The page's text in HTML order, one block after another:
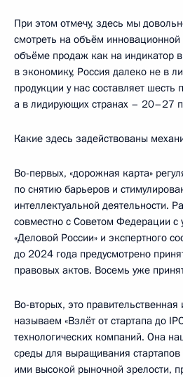
При этом отмечу, здесь мы
смотреть на объём
объёме продаж как на индикатор
в экономику, Россия далеко не в
продукции у нас составляет шесть
а в лидирующих странах – 20–27
Какие здесь задействованы
Во-первых, «дорожная карта»
по снятию барьеров и
интеллектуальной деятельности.
совместно с Советом Федерации с
«Деловой России» и экспертного
до 2024 года предусмотрено
правовых актов. Восемь уже
Во-вторых, это
называем «Взлёт от стартапа до
технологических компаний. Она
среды для выращивания
ими высокой рыночной зрелости,